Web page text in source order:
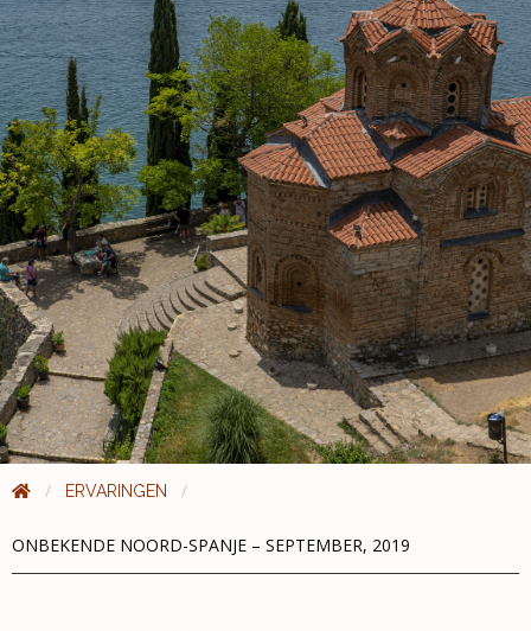
ERVARINGEN
CONTACT
ERVARINGEN
ONBEKENDE NOORD-SPANJE – SEPTEMBER, 2019